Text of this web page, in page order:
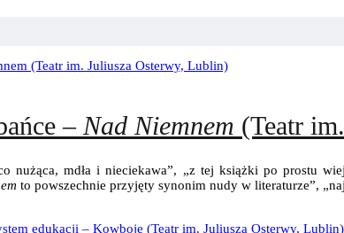
– Nad Niemnem (Teatr
nużąca, mdła i nieciekawa”, „z tej książki po prostu
to powszechnie przyjęty synonim nudy w literaturze”,